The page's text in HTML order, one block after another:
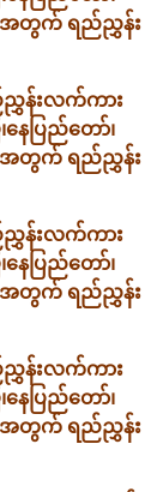
းအတွက် ရည်ညွှန်း
ညွှန်းလက်ကား
နေပြည်တော်၊
းအတွက် ရည်ညွှန်း
ညွှန်းလက်ကား
နေပြည်တော်၊
းအတွက် ရည်ညွှန်း
ညွှန်းလက်ကား
နေပြည်တော်၊
းအတွက် ရည်ညွှန်း